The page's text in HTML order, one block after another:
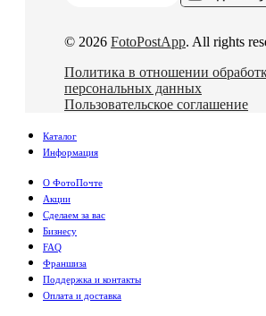
© 2026 FotoPostApp. All rights
Политика в отношении
персональных данных
Пользовательское соглашение
Каталог
Информация
О ФотоПочте
Акции
Сделаем за вас
Бизнесу
FAQ
Франшиза
Поддержка и контакты
Оплата и доставка